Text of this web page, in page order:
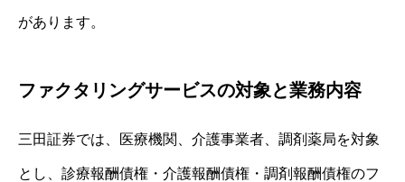
があります。
ファクタリングサービスの対象と業務内容
三田証券では、医療機関、介護事業者、調剤薬局を対象
とし、診療報酬債権・介護報酬債権・調剤報酬債権のフ